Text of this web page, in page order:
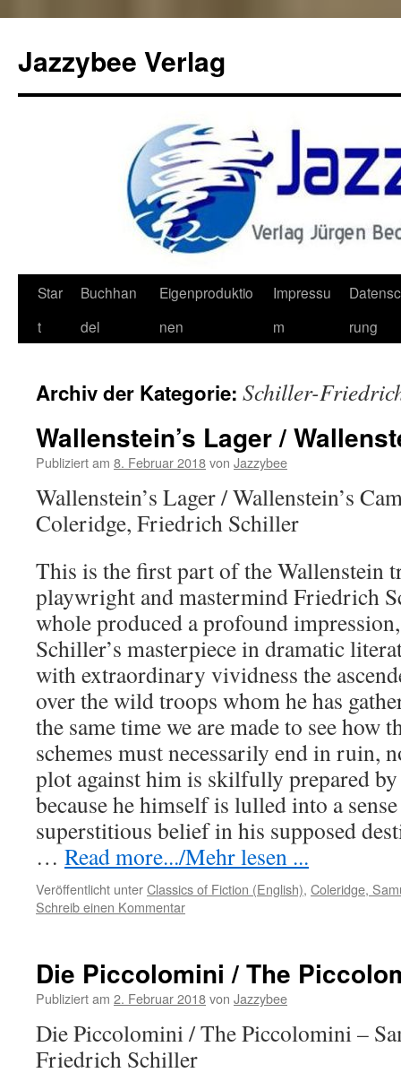
Jazzybee Verlag
Zum
Inhalt
Star
t
Buchhan
del
Eigenproduktio
nen
Impressu
m
rung
Archiv der Kategorie: Schiller-
Wallenstein’s Lager /
Publiziert am 8. Februar 2018von Jazzybee
Wallenstein’s Lager / Wallenstein’s
Coleridge, Friedrich Schiller
This is the first part of the Wallenstein
playwright and mastermind Friedrich
whole produced a profound
Schiller’s masterpiece in dramatic
with extraordinary vividness the
over the wild troops whom he has
the same time we are made to see how
schemes must necessarily end in ruin,
plot against him is skilfully prepared
because he himself is lulled into a
superstitious belief in his supposed
… Read more.../Mehr lesen ...
Veröffentlicht unterClassics of Fiction (English), Coleridge,
Schreib einen Kommentar
Die Piccolomini / The
Publiziert am 2. Februar 2018von Jazzybee
Die Piccolomini / The Piccolomini –
Friedrich Schiller